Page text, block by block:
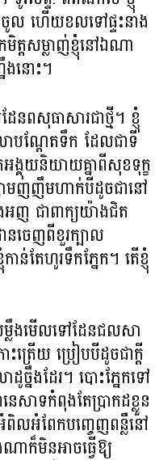
ចូល ហើយខលទៅផ្ទះនាង
ត្តសម្លាញ់ខ្ញុំនៅឯណា
នោះ។
នពសុធាសារជាថ្មី។ ខ្ញុំ
ាបណ្តែតទឹក ដែលជាទី
ង្គុយនិយាយគ្នាពីសុខទុក្ខ
មញញឹមហាក់បីដូចជានៅ
អញ ជាពាក្យយ៉ាងជិត
ានចេញពីខួរក្បាល
ន់តែហូរទឹកភ្នែក។ តើខ្ញុំ
ម្លឹងមើលទៅដែនជលសា
ត្រើយ ប្រៀបបីដូចជាក្តី
ច្នឹងដែរ។ បោះភ្នែកទៅ
សាទកំពុងតែប្រាកដខ្លួន
ពិលអំពែកបញ្ចេញពន្លឺនៅ
ក៏មិនអាចធ្វើឱ្យ